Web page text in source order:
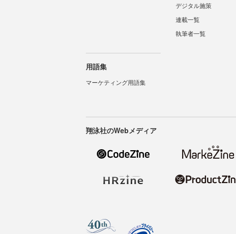
デジタル施策
連載一覧
執筆者一覧
用語集
マーケティング用語集
翔泳社のWebメディア